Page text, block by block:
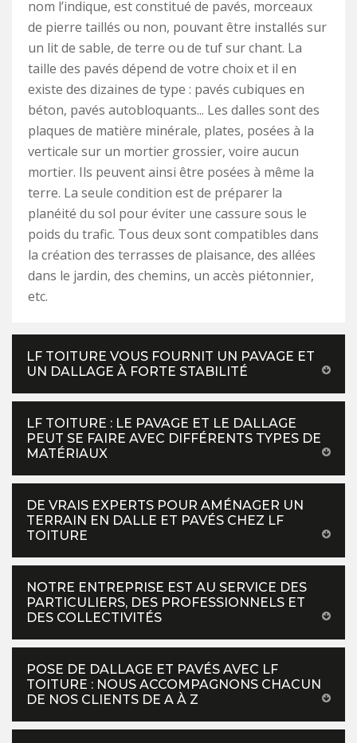
nom l’indique, est constitué de pavés, morceaux
de pierre taillés ou non, pouvant être installés sur
un lit de sable, de terre ou de tuf sur chant. La
taille des pavés dépend de votre choix et il en
existe des dizaines de type : pavés cubiques en
béton, pavés autobloquants... Les dalles sont des
plaques de matière minérale, plates, posées à la
verticale sur un mortier grossier, voire aucun
mortier. Ils peuvent ainsi être posées à même la
terre. La seule condition est de préparer la
planéité du sol pour éviter une cassure sous le
poids du trafic. Tous deux sont compatibles dans
la création des terrasses de plaisance, des allées
dans le jardin, des chemins, un accès piétonnier,
etc.
LF TOITURE VOUS FOURNIT UN PAVAGE ET
UN DALLAGE À FORTE STABILITÉ
LF TOITURE : LE PAVAGE ET LE DALLAGE
PEUT SE FAIRE AVEC DIFFÉRENTS TYPES DE
MATÉRIAUX
DE VRAIS EXPERTS POUR AMÉNAGER UN
TERRAIN EN DALLE ET PAVÉS CHEZ LF
TOITURE
NOTRE ENTREPRISE EST AU SERVICE DES
PARTICULIERS, DES PROFESSIONNELS ET
DES COLLECTIVITÉS
POSE DE DALLAGE ET PAVÉS AVEC LF
TOITURE : NOUS ACCOMPAGNONS CHACUN
DE NOS CLIENTS DE A À Z